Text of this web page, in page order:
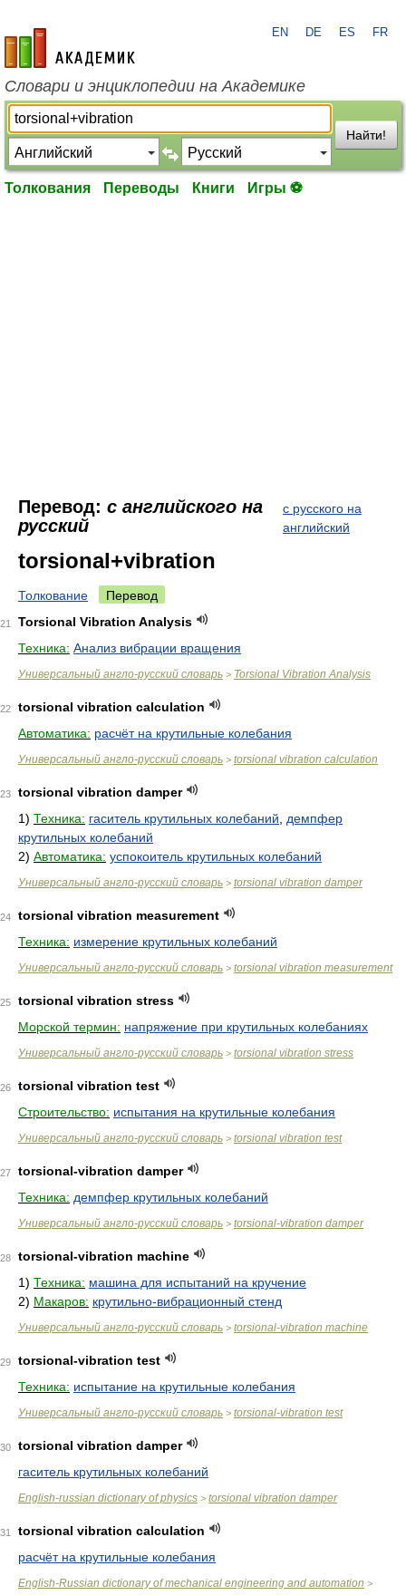
academic.ru
EN DE ES FR
Словари и энциклопедии на Академике
Найти!
Толкования Переводы Книги Игры ⚽
Перевод: с английского на
русский
с русского на
английский
torsional+vibration
Толкование Перевод
21
Torsional Vibration Analysis
Техника: Анализ вибрации вращения
Универсальный англо-русский словарь > Torsional Vibration Analysis
22
torsional vibration calculation
Автоматика: расчёт на крутильные колебания
Универсальный англо-русский словарь > torsional vibration calculation
23
torsional vibration damper
1) Техника: гаситель крутильных колебаний
демпфер
крутильных колебаний
2) Автоматика: успокоитель крутильных колебаний
Универсальный англо-русский словарь > torsional vibration damper
24
torsional vibration measurement
Техника: измерение крутильных колебаний
Универсальный англо-русский словарь > torsional vibration measurement
25
torsional vibration stress
Морской термин: напряжение при крутильных колебаниях
Универсальный англо-русский словарь > torsional vibration stress
26
torsional vibration test
Строительство: испытания на крутильные колебания
Универсальный англо-русский словарь > torsional vibration test
27
torsional-vibration damper
Техника: демпфер крутильных колебаний
Универсальный англо-русский словарь > torsional-vibration damper
28
torsional-vibration machine
1) Техника: машина для испытаний на кручение
2) Макаров: крутильно-вибрационный стенд
Универсальный англо-русский словарь > torsional-vibration machine
29
torsional-vibration test
Техника: испытание на крутильные колебания
Универсальный англо-русский словарь > torsional-vibration test
30
torsional vibration damper
гаситель крутильных колебаний
English-russian dictionary of physics > torsional vibration damper
31
torsional vibration calculation
расчёт на крутильные колебания
English-Russian dictionary of mechanical engineering and automation >